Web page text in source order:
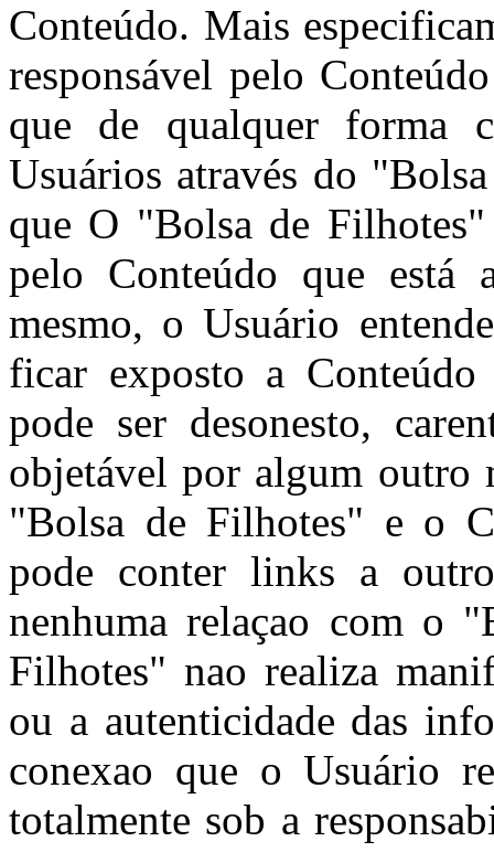
Conteúdo. Mais
responsável pelo
que de qualquer forma
Usuários através do
que O "Bolsa de
pelo Conteúdo que está
mesmo, o Usuário
ficar exposto a
pode ser desonesto,
objetável por algum outro
"Bolsa de Filhotes" e o
pode conter links a
nenhuma relaçao com o
Filhotes" nao realiza
ou a autenticidade das
conexao que o Usuário
totalmente sob a